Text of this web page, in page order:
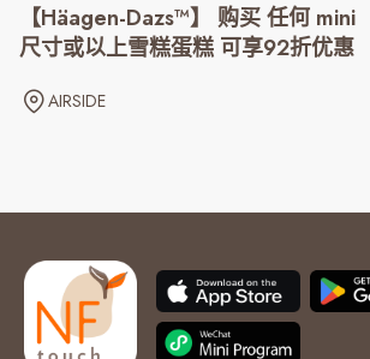
【Häagen-Dazs™】 购买 任何 mini
尺寸或以上雪糕蛋糕 可享92折优惠
AIRSIDE